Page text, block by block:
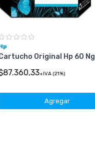
Original Hp 60 Ng
+IVA (21%)
Agregar